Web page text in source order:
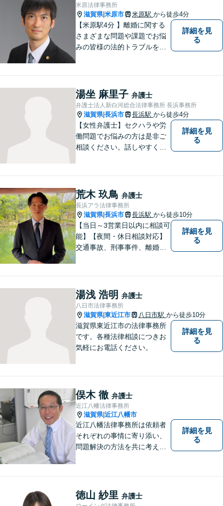
米原法律事務所
滋賀県|米原市 米原駅 から徒歩4分
【米原駅4分 】離婚に関する
さまざまな問題や課題でお悩
みの皆様の法的トラブルを迅
詳細を見
る
湯坐 麻里子 弁護士
弁護士法人新白河総合法律事務所 長浜事務所
滋賀県|長浜市 長浜駅 から徒歩4分
【女性弁護士】セクハラや労
働問題でお悩みの方は是非ご
相談ください。話しやすく相
詳細を見
る
荒木 玖鳥 弁護士
長浜アラ法律事務所
滋賀県|長浜市 長浜駅 から徒歩10分
【当日～3営業日以内に相談可
能】【夜間・休日相談対応】
交通事故、刑事事件、離婚・
詳細を見
る
湯浅 浩明 弁護士
八日市法律事務所
滋賀県|東近江市 八日市駅 から徒歩10分
滋賀県東近江市の法律事務所
です。各種法律相談につきお
気軽にお電話ください。
詳細を見
る
俣木 徹 弁護士
近江八幡法律事務所
滋賀県|近江八幡市
近江八幡法律事務所は依頼者
それぞれの事情に寄り添い、
問題解決の方法を共に考える
方」も、ぜひお気軽にご相談
ください。
詳細を見
る
徳山 紗里 弁護士